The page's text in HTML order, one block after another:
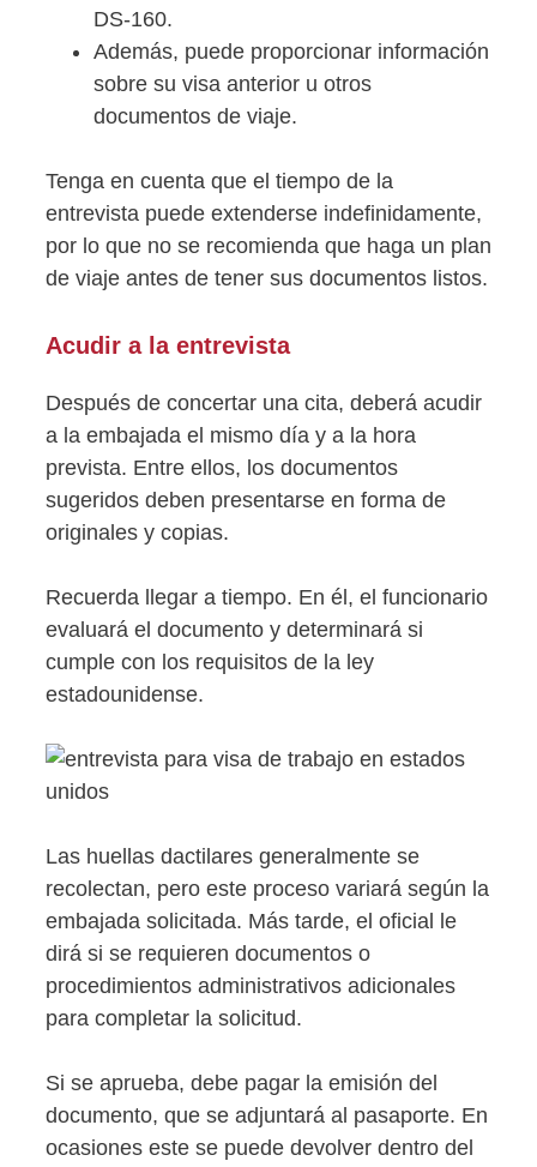
DS-160.
Además, puede proporcionar información
sobre su visa anterior u otros
documentos de viaje.
Tenga en cuenta que el tiempo de la
entrevista puede extenderse indefinidamente,
por lo que no se recomienda que haga un plan
de viaje antes de tener sus documentos listos.
Acudir a la entrevista
Después de concertar una cita, deberá acudir
a la embajada el mismo día y a la hora
prevista. Entre ellos, los documentos
sugeridos deben presentarse en forma de
originales y copias.
Recuerda llegar a tiempo. En él, el funcionario
evaluará el documento y determinará si
cumple con los requisitos de la ley
estadounidense.
Las huellas dactilares generalmente se
recolectan, pero este proceso variará según la
embajada solicitada. Más tarde, el oficial le
dirá si se requieren documentos o
procedimientos administrativos adicionales
para completar la solicitud.
Si se aprueba, debe pagar la emisión del
documento, que se adjuntará al pasaporte. En
ocasiones este se puede devolver dentro del